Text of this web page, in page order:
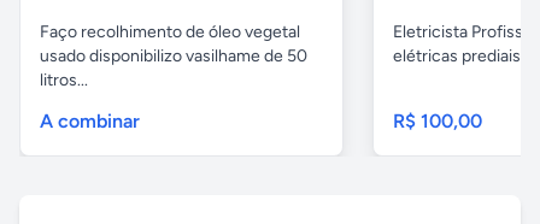
Faço recolhimento de óleo vegetal
usado disponibilizo vasilhame de 50
litros...
A combinar
Eletricista
elétricas prediais e
R$ 100,00